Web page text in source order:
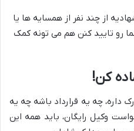
از چند نفر از همسایه ها یا
رو تایید کنن هم می تونه کمک
کن!
داره، چه یه قرارداد باشه چه یه
وکیل رایگان، باید همه این